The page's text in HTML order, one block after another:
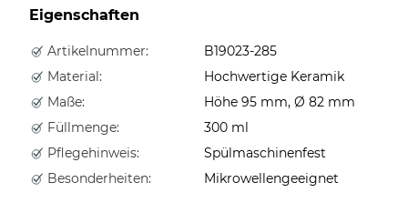
Eigenschaften
Artikelnummer:
B19023-285
Material:
Hochwertige Keramik
Maße:
Höhe 95 mm, Ø 82 mm
Füllmenge:
300 ml
Pflegehinweis:
Spülmaschinenfest
Besonderheiten:
Mikrowellengeeignet